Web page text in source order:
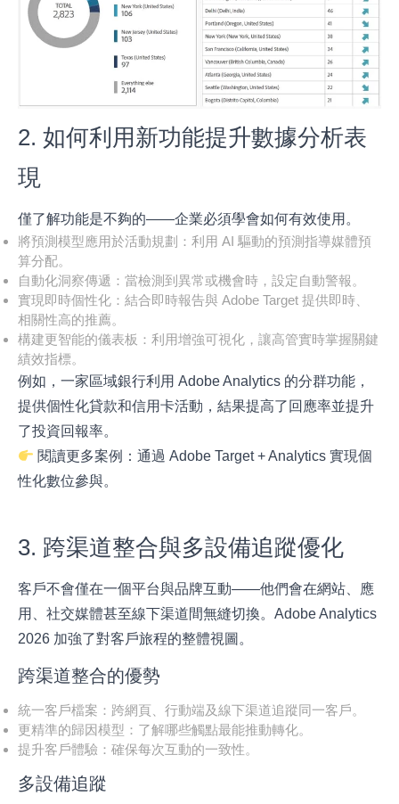
2. 如何利用新功能提升數據分析表
現
僅了解功能是不夠的——企業必須學會如何有效使用。
將預測模型應用於活動規劃：利用 AI 驅動的預測指導媒體預
算分配。
自動化洞察傳遞：當檢測到異常或機會時，設定自動警報。
實現即時個性化：結合即時報告與 Adobe Target 提供即時、
相關性高的推薦。
構建更智能的儀表板：利用增強可視化，讓高管實時掌握關鍵
績效指標。
例如，一家區域銀行利用 Adobe Analytics 的分群功能，
提供個性化貸款和信用卡活動，結果提高了回應率並提升
了投資回報率。
閱讀更多案例：通過 Adobe Target + Analytics 實現個
性化數位參與。
3. 跨渠道整合與多設備追蹤優化
客戶不會僅在一個平台與品牌互動——他們會在網站、應
用、社交媒體甚至線下渠道間無縫切換。Adobe Analytics
2026 加強了對客戶旅程的整體視圖。
跨渠道整合的優勢
統一客戶檔案：跨網頁、行動端及線下渠道追蹤同一客戶。
更精準的歸因模型：了解哪些觸點最能推動轉化。
提升客戶體驗：確保每次互動的一致性。
多設備追蹤